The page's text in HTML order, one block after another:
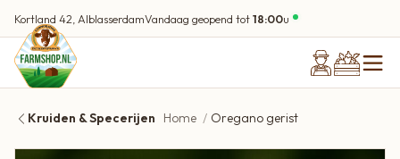
Kortland 42, AlblasserdamVandaag geopend tot18:00u
Kruiden & Specerijen Home Oregano gerist